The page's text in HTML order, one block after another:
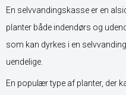
En selvvandingskasse er en
planter både indendørs og
som kan dyrkes i en
uendelige.
En populær type af planter, der